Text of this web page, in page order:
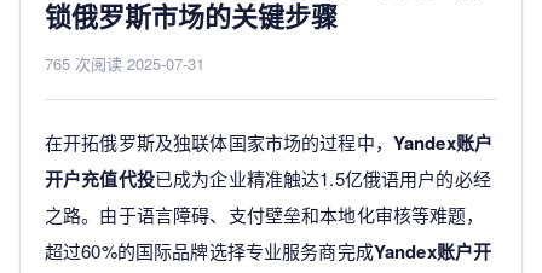
锁俄罗斯市场的关键步骤
765 次阅读 2025-07-31
在开拓俄罗斯及独联体国家市场的过程中， Yandex账户
开户充值代投已成为企业精准触达1.5亿俄语用户的必经
之路。由于语言障碍、支付壁垒和本地化审核等难题，
超过60%的国际品牌选择专业服务商完成Yandex账户开